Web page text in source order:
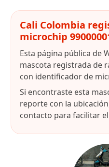
Cali Colombia
microchip
Esta página pública de
mascota registrada de
con identificador de
Si encontraste esta
reporte con la
contacto para facilitar